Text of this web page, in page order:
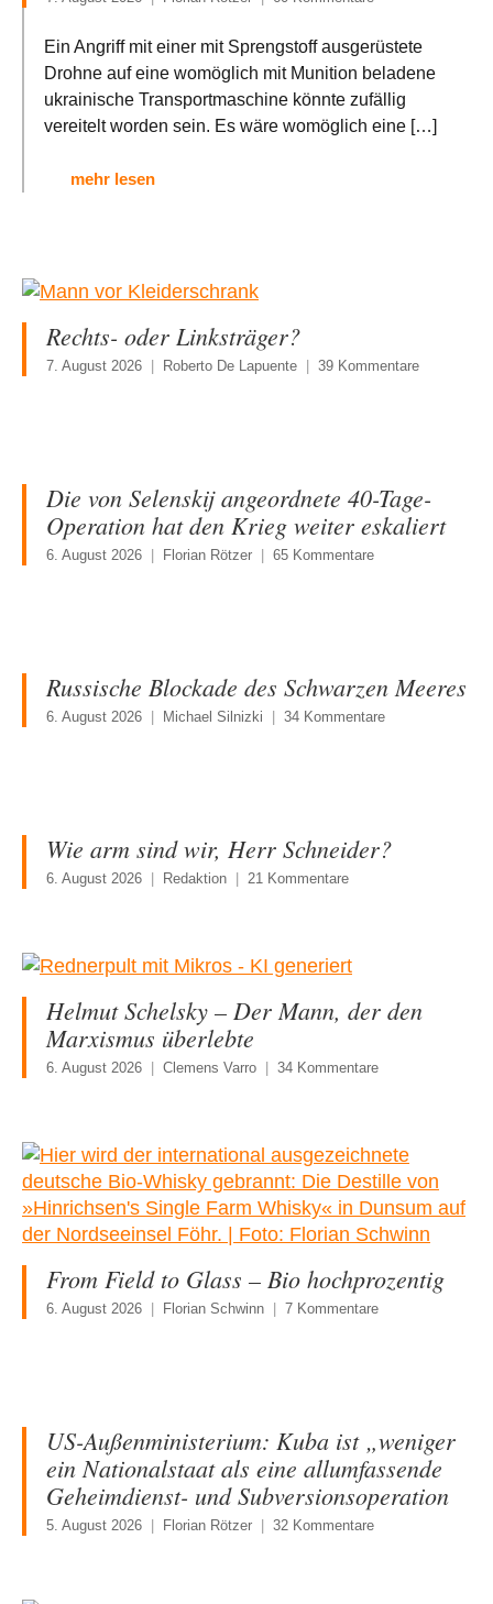
Ein Angriff mit einer mit Sprengstoff ausgerüstete
Drohne auf eine womöglich mit Munition beladene
ukrainische Transportmaschine könnte zufällig
vereitelt worden sein. Es wäre womöglich eine […]
mehr lesen
Rechts- oder Linksträger?
7. August 2026 Roberto De Lapuente 39 Kommentare
Die von Selenskij angeordnete 40-Tage-
Operation hat den Krieg weiter eskaliert
6. August 2026 Florian Rötzer 65 Kommentare
Russische Blockade des Schwarzen Meeres
6. August 2026 Michael Silnizki 34 Kommentare
Wie arm sind wir, Herr Schneider?
6. August 2026 Redaktion 21 Kommentare
Helmut Schelsky – Der Mann, der den
Marxismus überlebte
6. August 2026 Clemens Varro 34 Kommentare
From Field to Glass – Bio hochprozentig
6. August 2026 Florian Schwinn 7 Kommentare
US-Außenministerium: Kuba ist „weniger
ein Nationalstaat als eine allumfassende
Geheimdienst- und Subversionsoperation
5. August 2026 Florian Rötzer 32 Kommentare